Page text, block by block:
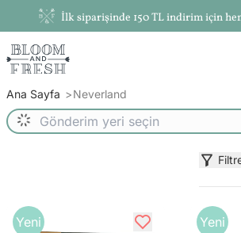
İlk siparişinde 150 TL indirim için
Ana Sayfa Neverland
Yeni Yeni